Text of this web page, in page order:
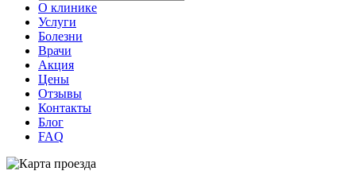
О клинике
Услуги
Болезни
Врачи
Акция
Цены
Отзывы
Контакты
Блог
FAQ